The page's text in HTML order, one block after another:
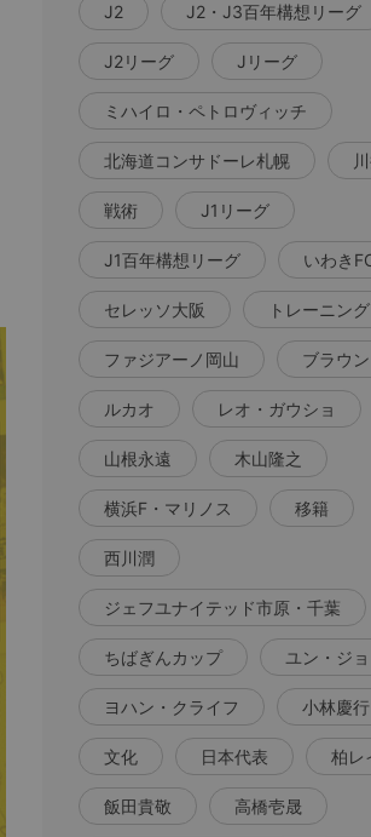
J2 J2・J3百年構想リーグ
J2リーグ Jリーグ
ミハイロ・ペトロヴィッチ
北海道コンサドーレ札幌
戦術 J1リーグ
J1百年構想リーグ いわき
セレッソ大阪 トレーニング
ファジアーノ岡山 ブラウ
ルカオ レオ・ガウショ
山根永遠 木山隆之
横浜F・マリノス 移籍
西川潤
ジェフユナイテッド市原・千葉
ちばぎんカップ ユン・ジ
ヨハン・クライフ 小林慶行
文化 日本代表 柏レ
飯田貴敬 高橋壱晟